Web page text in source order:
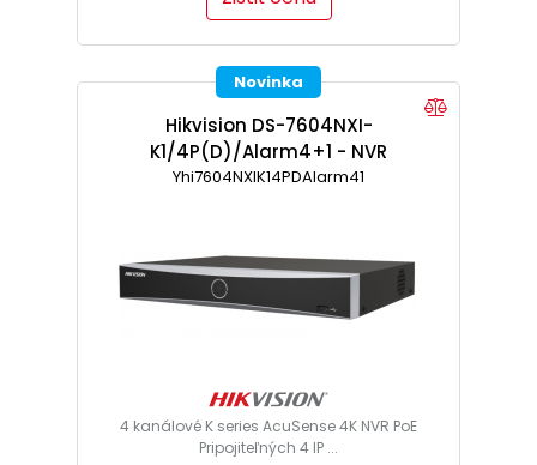
Novinka
Hikvision DS-7604NXI-
K1/4P(D)/Alarm4+1 - NVR
Yhi7604NXIK14PDAlarm41
4 kanálové K series AcuSense 4K NVR PoE
Pripojiteľných 4 IP ...